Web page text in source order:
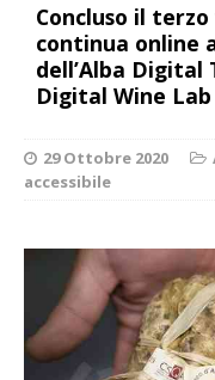
Concluso il
continua online
dell’Alba Digital
Digital Wine Lab
29 Ottobre 2020
accessibile